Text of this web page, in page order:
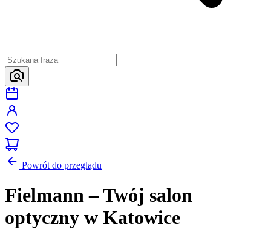
Powrót do przeglądu
Fielmann – Twój salon
optyczny w Katowice